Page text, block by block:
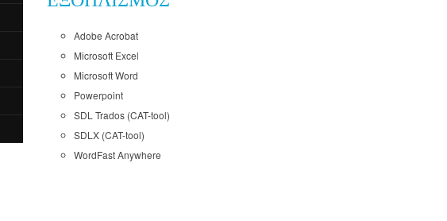
Adobe Acrobat
Microsoft Excel
Microsoft Word
Powerpoint
SDL Trados (CAT-tool)
SDLX (CAT-tool)
WordFast Anywhere